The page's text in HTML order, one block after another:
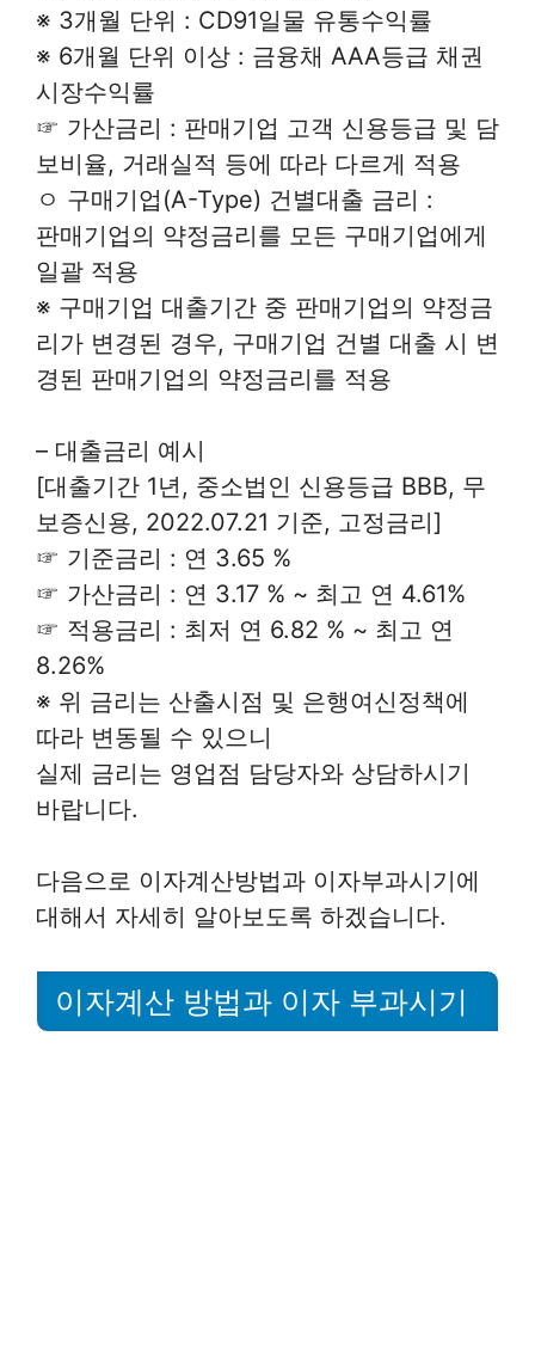
※ 3개월 단위 : CD91일물 유통수익률
※ 6개월 단위 이상 : 금융채 AAA등급 채권
시장수익률
☞ 가산금리 : 판매기업 고객 신용등급 및 담
보비율, 거래실적 등에 따라 다르게 적용
ㅇ 구매기업(A-Type) 건별대출 금리 :
판매기업의 약정금리를 모든 구매기업에게
일괄 적용
※ 구매기업 대출기간 중 판매기업의 약정금
리가 변경된 경우, 구매기업 건별 대출 시 변
경된 판매기업의 약정금리를 적용
– 대출금리 예시
[대출기간 1년, 중소법인 신용등급 BBB, 무
보증신용, 2022.07.21 기준, 고정금리]
☞ 기준금리 : 연 3.65 %
☞ 가산금리 : 연 3.17 % ~ 최고 연 4.61%
☞ 적용금리 : 최저 연 6.82 % ~ 최고 연
8.26%
※ 위 금리는 산출시점 및 은행여신정책에
따라 변동될 수 있으니
실제 금리는 영업점 담당자와 상담하시기
바랍니다.
다음으로 이자계산방법과 이자부과시기에
대해서 자세히 알아보도록 하겠습니다.
이자계산 방법과 이자 부과시기